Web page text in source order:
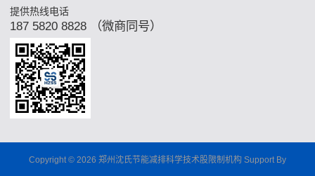
提供热线电话
187 5820 8828 （微商同号）
Copyright © 2026 郑州沈氏节能减排科学技术股限制机构 Support By